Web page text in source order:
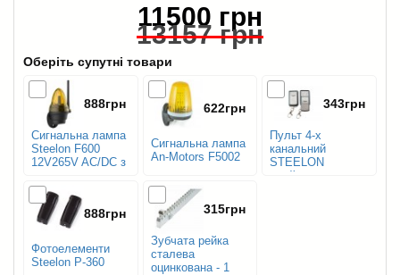
11500 грн
13157 грн
Оберіть супутні товари
Сигнальна лампа
Steelon F600
12V265V AC/DC з
888грн
Сигнальна лампа
An-Motors F5002
622грн
Пульт 4-х
канальний
STEELON
слайдер
343грн
Фотоелементи
Steelon P-360
888грн
Зубчата рейка
сталева
оцинкована - 1
315грн